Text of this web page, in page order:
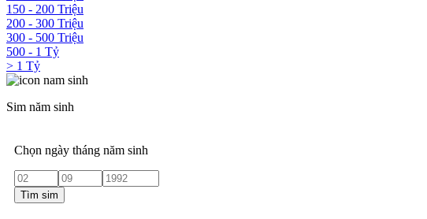
150 - 200 Triệu
200 - 300 Triệu
300 - 500 Triệu
500 - 1 Tỷ
> 1 Tỷ
Sim năm sinh
Chọn ngày tháng năm sinh
Tìm sim